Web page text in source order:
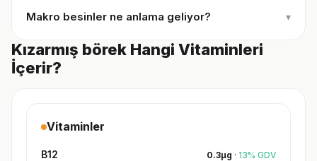
Makro besinler ne anlama geliyor? ▾
Kızarmış börek Hangi Vitaminleri
İçerir?
Vitaminler
B12 0.3µg · 13% GDV